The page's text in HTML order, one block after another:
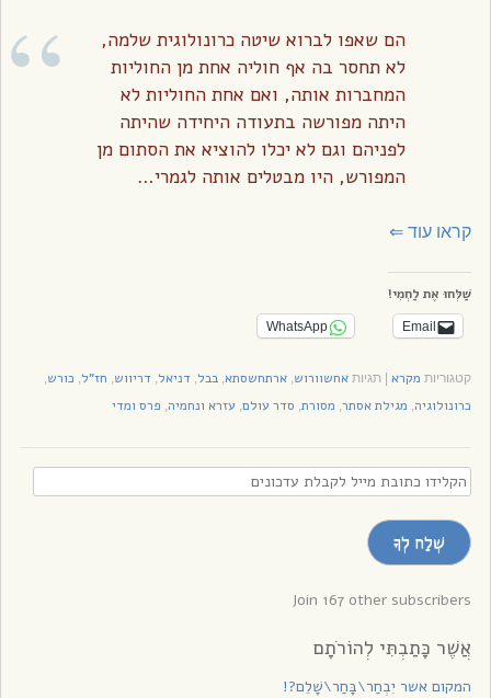
הם שאפו לברוא שיטה כרונולוגית שלמה,
לא תחסר בה אף חוליה אחת מן החוליות
המחברות אותה, ואם אחת החוליות לא
היתה מפורשה בתעודה היחידה שהיתה
לפניהם וגם לא יכלו להוציא את הסתום מן
המפורש, היו מבטלים אותה לגמרי…
קראו עוד⇐
שַׁלְּחוּ אֶת לַחְמִי!
Email
WhatsApp
קטגוריות מקרא |תגיותאחשוורוש,ארתחשסתא,בבל, דניאל, דריווש, חז"ל, כורש,
כרונולוגיה, מגילת אסתר, מסורת, סדר עולם, עזרא ונחמיה, פרס ומדי
הקלידו
כתובת
מייל
לקבלת
עדכונים
שְׁלַח לְךָ
Join 167 other subscribers
אֲשֶׁר כָּתַבְתִּי לְהוֹרֹתָם
המקום אשר יִבְחַר\בָּחַר\שָׁלֵם?!